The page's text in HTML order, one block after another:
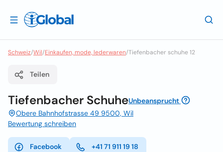
Schweiz/Wil/Einkaufen, mode, lederwaren/Tiefenbacher schuhe 12
Teilen
Tiefenbacher SchuheUnbeansprucht
Obere Bahnhofstrasse 49 9500, Wil
Bewertung schreiben
Facebook +41 71 911 19 18